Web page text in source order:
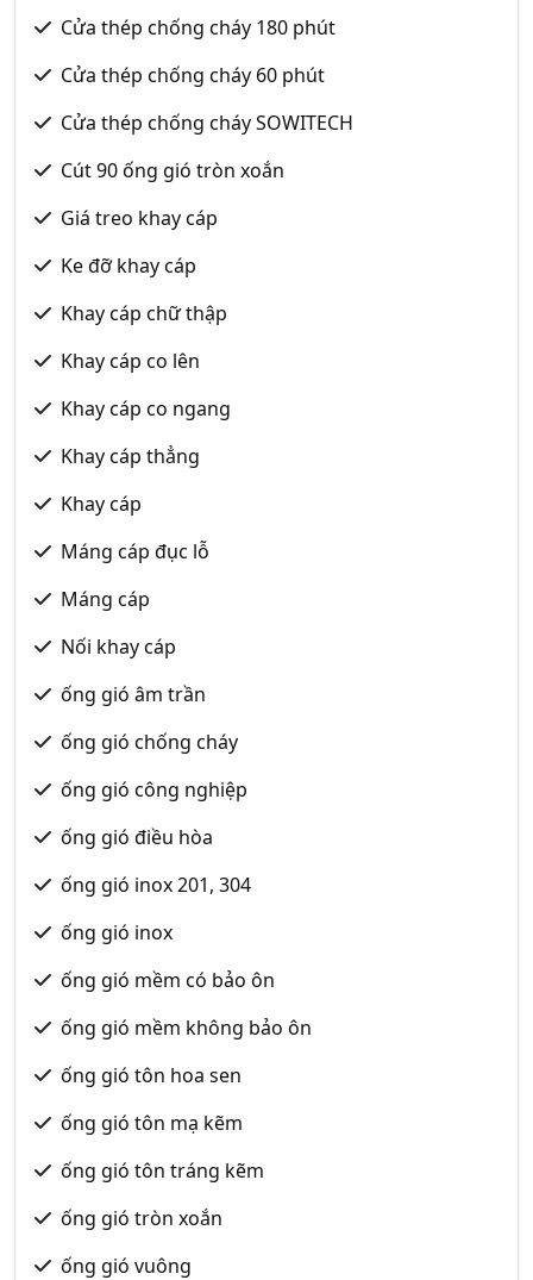
Cửa thép chống cháy 180 phút
Cửa thép chống cháy 60 phút
Cửa thép chống cháy SOWITECH
Cút 90 ống gió tròn xoắn
Giá treo khay cáp
Ke đỡ khay cáp
Khay cáp chữ thập
Khay cáp co lên
Khay cáp co ngang
Khay cáp thẳng
Khay cáp
Máng cáp đục lỗ
Máng cáp
Nối khay cáp
ống gió âm trần
ống gió chống cháy
ống gió công nghiệp
ống gió điều hòa
ống gió inox 201, 304
ống gió inox
ống gió mềm có bảo ôn
ống gió mềm không bảo ôn
ống gió tôn hoa sen
ống gió tôn mạ kẽm
ống gió tôn tráng kẽm
ống gió tròn xoắn
ống gió vuông